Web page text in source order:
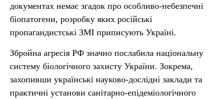
документах немає згадок про особливо-небезпечні
біопатогени, розробку яких російські
пропагандистські ЗМІ приписують Україні.
Збройна агресія РФ значно послабила національну
систему біологічного захисту України. Зокрема,
захопивши українські науково-дослідні заклади та
практичні установи санітарно-епідеміологічного